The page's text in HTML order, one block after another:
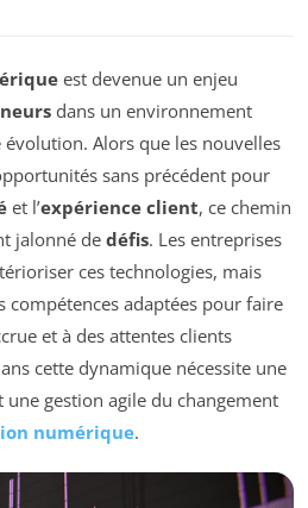
est devenue un enjeu
dans un environnement
Alors que les nouvelles
sans précédent pour
et l’expérience client, ce chemin
jalonné de défis. Les entreprises
ces technologies, mais
compétences adaptées pour faire
et à des attentes clients
cette dynamique nécessite une
gestion agile du changement
numérique.